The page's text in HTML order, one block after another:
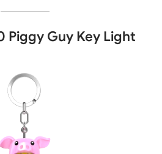
Piggy Guy Key Light